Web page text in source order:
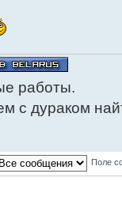
работы.
с дураком
Поле